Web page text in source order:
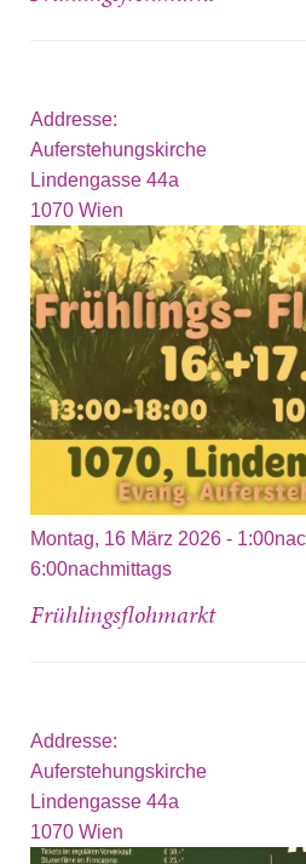
Addresse:
Auferstehungskirche
Lindengasse 44a
1070 Wien
Montag, 16 März 2026 -
6:00nachmittags
Frühlingsflohmarkt
Addresse:
Auferstehungskirche
Lindengasse 44a
1070 Wien